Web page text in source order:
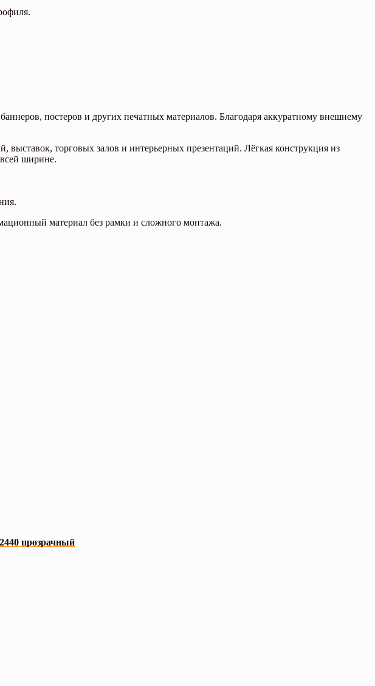
постеров и других печатных материалов. Благодаря аккуратному внешнему
торговых залов и интерьерных презентаций. Лёгкая конструкция из
ширине.
материал без рамки и сложного монтажа.
прозрачный